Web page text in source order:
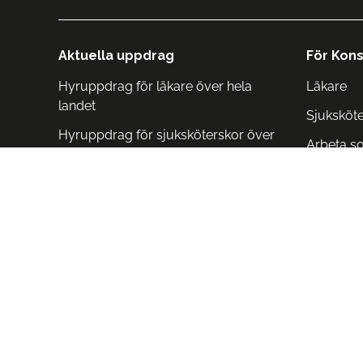
Aktuella uppdrag
Hyruppdrag för läkare över hela
landet
Hyruppdrag för sjuksköterskor över
För
Läkare
Arbeta